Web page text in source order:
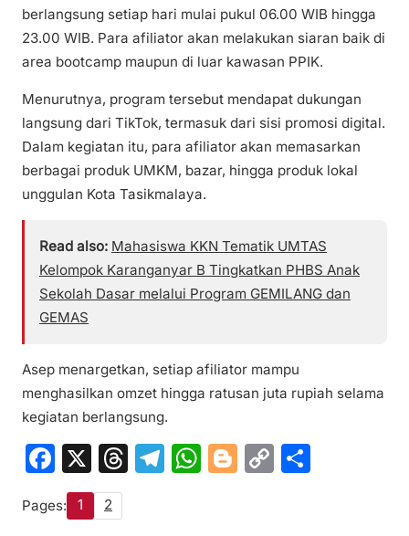
berlangsung setiap hari mulai pukul 06.00 WIB hingga
23.00 WIB. Para afiliator akan melakukan siaran baik di
area bootcamp maupun di luar kawasan PPIK.
Menurutnya, program tersebut mendapat dukungan
langsung dari TikTok, termasuk dari sisi promosi digital.
Dalam kegiatan itu, para afiliator akan memasarkan
berbagai produk UMKM, bazar, hingga produk lokal
unggulan Kota Tasikmalaya.
Read also: Mahasiswa KKN Tematik UMTAS
Kelompok Karanganyar B Tingkatkan PHBS Anak
Sekolah Dasar melalui Program GEMILANG dan
GEMAS
Asep menargetkan, setiap afiliator mampu
menghasilkan omzet hingga ratusan juta rupiah selama
kegiatan berlangsung.
F
a
c
X
T
T
W Bl C
Pages: 1 2